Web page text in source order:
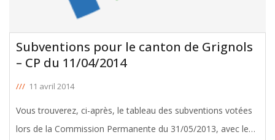
Subventions pour le canton de Grignols
– CP du 11/04/2014
/// 11 avril 2014
Vous trouverez, ci-après, le tableau des subventions votées
lors de la Commission Permanente du 31/05/2013, avec le